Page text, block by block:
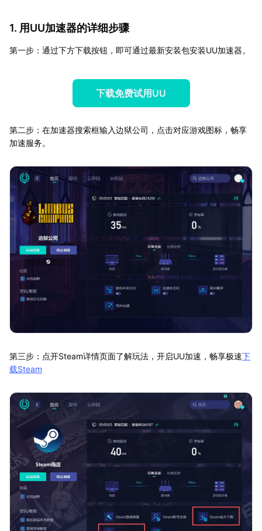
1. 用UU加速器的详细步骤
第一步：通过下方下载按钮，即可通过最新安装包安装UU加速器。
下载免费试用UU
第二步：在加速器搜索框输入边狱公司，点击对应游戏图标，畅享
加速服务。
第三步：点开Steam详情页面了解玩法，开启UU加速，畅享极速下
载Steam